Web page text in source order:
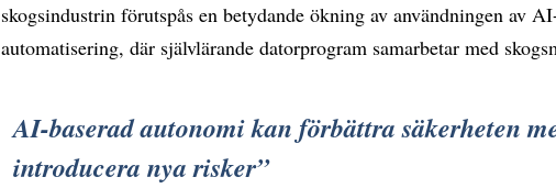
skogsindustrin förutspås en betydande ökning av användningen av
automatisering, där självlärande datorprogram samarbetar med
AI-baserad autonomi kan förbättra säkerheten
introducera nya risker